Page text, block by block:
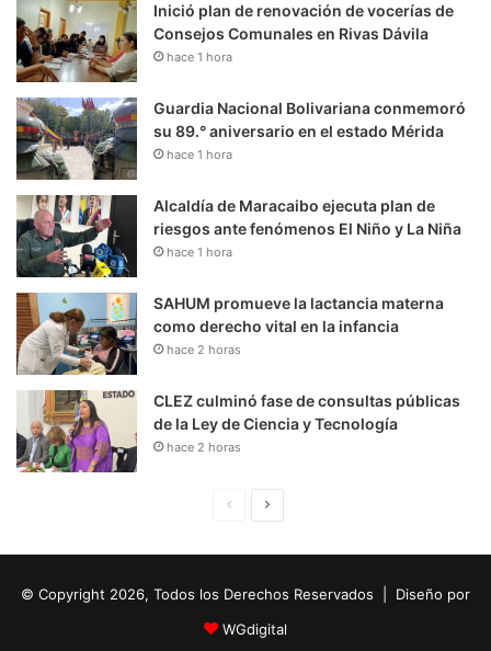
Inició plan de renovación de vocerías de
Consejos Comunales en Rivas Dávila
hace 1 hora
Guardia Nacional Bolivariana conmemoró
su 89.° aniversario en el estado Mérida
hace 1 hora
Alcaldía de Maracaibo ejecuta plan de
riesgos ante fenómenos El Niño y La Niña
hace 1 hora
SAHUM promueve la lactancia materna
como derecho vital en la infancia
hace 2 horas
CLEZ culminó fase de consultas públicas
de la Ley de Ciencia y Tecnología
hace 2 horas
i
n
u
i
© Copyright 2026, Todos los Derechos Reservados | Diseño por
WGdigital